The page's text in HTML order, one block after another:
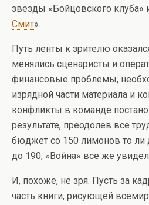
звезды «Бойцовского клуба»
Смит».
Путь ленты к зрителю
менялись сценаристы и
финансовые проблемы,
изрядной части материала и
конфликты в команде
результате, преодолев все
бюджет со 150 лимонов то ли
до 190, «Война» все же
И, похоже, не зря. Пусть за
часть книги, рисующей